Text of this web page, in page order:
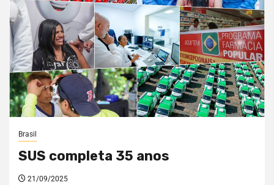
Brasil
SUS completa 35 anos
21/09/2025